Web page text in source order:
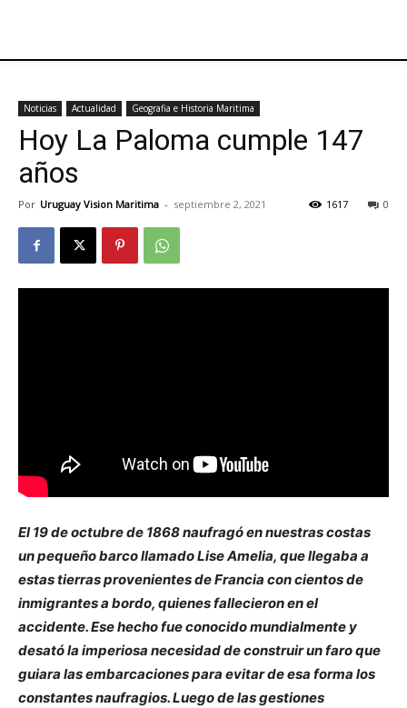
Noticias Actualidad Geografia e Historia Maritima
Hoy La Paloma cumple 147
años
Por Uruguay Vision Maritima - septiembre 2, 2021 0
1617
El 19 de octubre de 1868 naufragó en nuestras costas
un pequeño barco llamado Lise Amelia, que llegaba a
estas tierras provenientes de Francia con cientos de
inmigrantes a bordo, quienes fallecieron en el
accidente. Ese hecho fue conocido mundialmente y
desató la imperiosa necesidad de construir un faro que
guiara las embarcaciones para evitar de esa forma los
constantes naufragios. Luego de las gestiones